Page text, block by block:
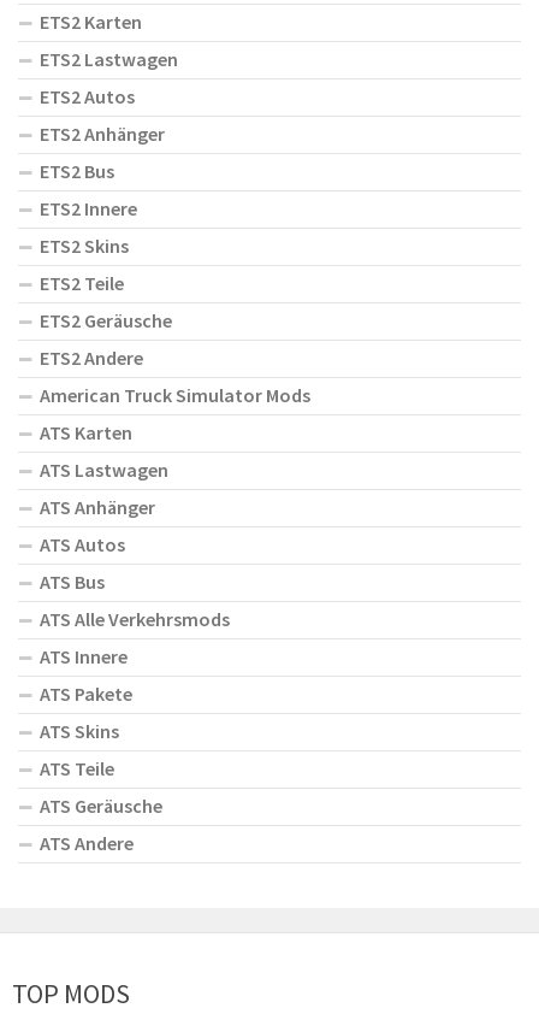
ETS2 Karten
ETS2 Lastwagen
ETS2 Autos
ETS2 Anhänger
ETS2 Bus
ETS2 Innere
ETS2 Skins
ETS2 Teile
ETS2 Geräusche
ETS2 Andere
American Truck Simulator Mods
ATS Karten
ATS Lastwagen
ATS Anhänger
ATS Autos
ATS Bus
ATS Alle Verkehrsmods
ATS Innere
ATS Pakete
ATS Skins
ATS Teile
ATS Geräusche
ATS Andere
TOP MODS